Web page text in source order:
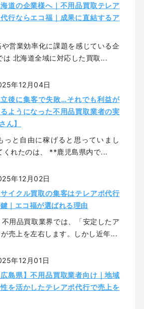
道の企業様へ｜不用品買取テレア
行ならエコ福｜成果に直結するア
営業効率化に課題を感じている企
は 北海道全域に対応した買取...
年12月04日
後に集客で失敗…それでも利益が
ようになった不用品買取業者の実
ん】
っと自由に稼げると思っていまし
くれたのは、 **鹿児島県内で...
年12月02日
サイクル買取の集客はテレアポ代行
｜エコ福が選ばれる理由
用品買取業界では、「安定したア
売上を左右します。しかし近年...
年12月01日
広島県】不用品買取業者向け｜地域
を活かしたテレアポ代行で売上を